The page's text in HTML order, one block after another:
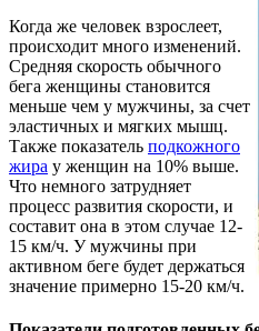
Когда же человек взрослеет,
происходит много изменений.
Средняя скорость обычного
бега женщины становится
меньше чем у мужчины, за счет
эластичных и мягких мышц.
Также показатель подкожного
жира у женщин на 10% выше.
Что немного затрудняет
процесс развития скорости, и
составит она в этом случае 12-
15 км/ч. У мужчины при
активном беге будет держаться
значение примерно 15-20 км/ч.